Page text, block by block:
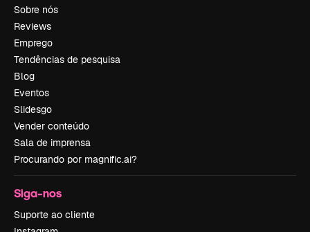
Sobre nós
Reviews
Emprego
Tendências de pesquisa
Blog
Eventos
Slidesgo
Vender conteúdo
Sala de imprensa
Procurando por magnific.ai?
Siga-nos
Suporte ao cliente